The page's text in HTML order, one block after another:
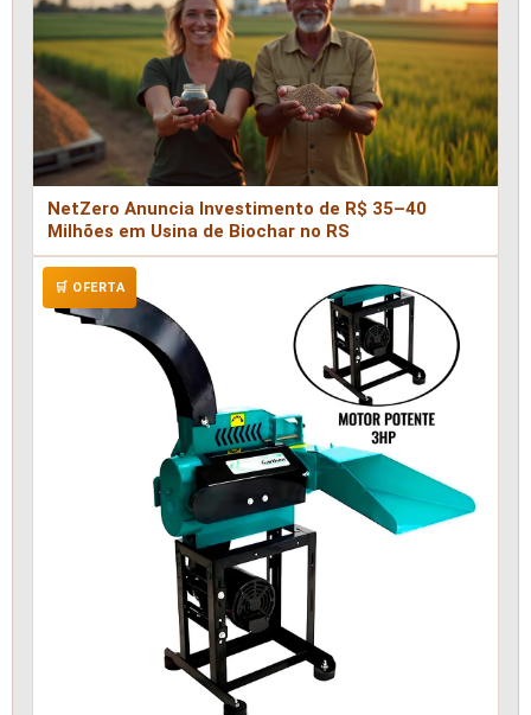
NetZero Anuncia Investimento de R$ 35–40
Milhões em Usina de Biochar no RS
🛒 OFERTA